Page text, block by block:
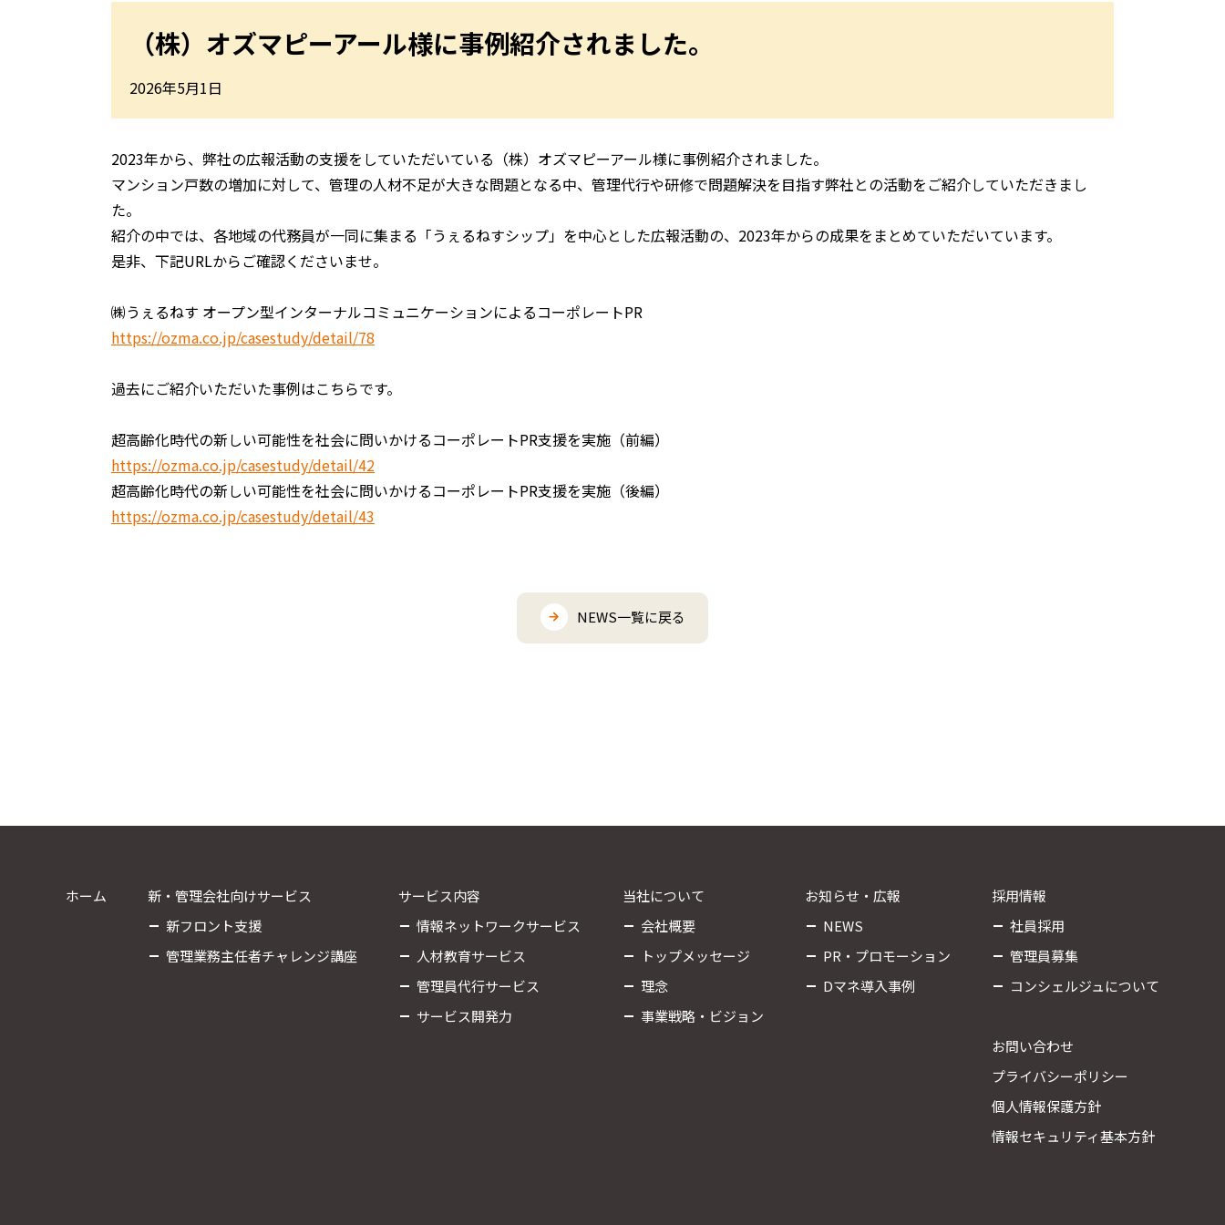
（株）オズマピーアール様に事例紹介されました。
2026年5月1日
2023年から、弊社の広報活動の支援をしていただいている（株）オズマピーアール様に事例紹介されました。
マンション戸数の増加に対して、管理の人材不足が大きな問題となる中、管理代行や研修で問題解決を目指す弊社との活動をご紹介していただきまし
た。
紹介の中では、各地域の代務員が一同に集まる「うぇるねすシップ」を中心とした広報活動の、2023年からの成果をまとめていただいています。
是非、下記URLからご確認くださいませ。
㈱うぇるねす オープン型インターナルコミュニケーションによるコーポレートPR
https://ozma.co.jp/casestudy/detail/78
過去にご紹介いただいた事例はこちらです。
超高齢化時代の新しい可能性を社会に問いかけるコーポレートPR支援を実施（前編）
https://ozma.co.jp/casestudy/detail/42
超高齢化時代の新しい可能性を社会に問いかけるコーポレートPR支援を実施（後編）
https://ozma.co.jp/casestudy/detail/43
NEWS一覧に戻る
ホーム
新・管理会社向けサービス
新フロント支援
管理業務主任者チャレンジ講座
サービス内容
情報ネットワークサービス
人材教育サービス
管理員代行サービス
サービス開発力
当社について
会社概要
トップメッセージ
理念
事業戦略・ビジョン
お知らせ・広報
NEWS
PR・プロモーション
Dマネ導入事例
採用情報
社員採用
管理員募集
コンシェルジュについて
お問い合わせ
プライバシーポリシー
個人情報保護方針
情報セキュリティ基本方針